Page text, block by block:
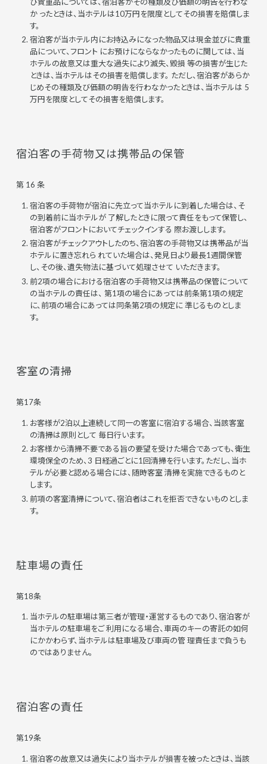
か ったときは、当ホテルは10万円を限度としてその損害を賠償しま
す。
宿泊客が当ホテル内にお持込みになった物品又は現金並びに貴重
品について、フロント にお預けにならなかったものに関しては、当
ホテルの故意又は重大な過失により滅失、毀損 等の損害が生じた
ときは、当ホテルはその損害を賠償します。 ただし、宿泊客があらか
じめその種類及び価額の明告を行わなかったときは、当ホテルは 5
万円を限度としてその損害を賠償します。
宿泊客の手荷物又は携帯品の保管
第 16 条
宿泊客の手荷物が宿泊に先立って当ホテルに到着した場合は、そ
の到着前に当ホテルが 了解したときに限って責任をもって保管し、
宿泊客がフロントにおいてチェックインする 際お渡しします。
宿泊客がチェックアウトしたのち、宿泊客の手荷物又は携帯品が当
ホテルに置き忘れら れていた場合は、発見日より最長1週間保管
し、その後、遺失物法に基づいて処理させて いただきます。
前2項の場合における宿泊客の手荷物又は携帯品の保管について
の当ホテルの責任は、 第1項の場合にあっては前条第1項の規定
に、前項の場合にあっては同条第2項の規定に 準じるものとしま
す。
客室の清掃
第17条
お客様が2泊以上連続して同一の客室に宿泊する場合、当該客室
の清掃は原則として 毎日行います。
お客様から清掃不要である旨の要望を受けた場合であっても、衛生
環境保全のため、3 日経過ごとに1回清掃を行います。ただし、当ホ
テルが必要と認める場合には、随時客室 清掃を実施できるものと
します。
前項の客室清掃について、宿泊者はこれを拒否できないものとしま
す。
駐車場の責任
第18条
当ホテルの駐車場は第三者が管理・運営するものであり、宿泊客が
当ホテルの駐車場をご 利用になる場合、車両のキーの寄託の如何
にかかわらず、当ホテルは駐車場及び車両の管 理責任まで負うも
のではありません。
宿泊客の責任
第19条
宿泊客の故意又は過失により当ホテルが損害を被ったときは、当該